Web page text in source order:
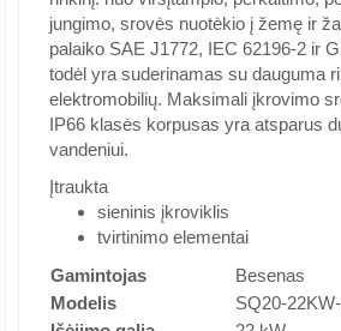
jungimo, srovės nuotėkio į žemę ir
palaiko SAE J1772, IEC 62196-2 ir
todėl yra suderinamas su dauguma
elektromobilių. Maksimali įkrovimo
IP66 klasės korpusas yra atsparus
vandeniui.
Įtraukta
sieninis įkroviklis
tvirtinimo elementai
Gamintojas
Besenas
Modelis
SQ20-